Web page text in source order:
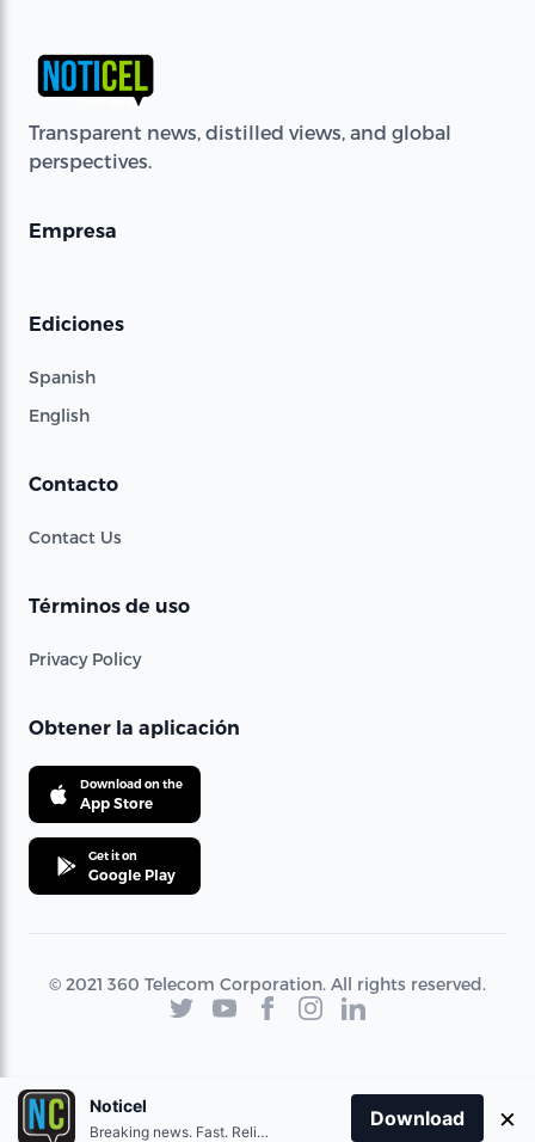
Transparent news, distilled views, and global
perspectives.
Empresa
Ediciones
Spanish
English
Contacto
Contact Us
Términos de uso
Privacy Policy
Obtener la aplicación
Download on the
App Store
Get it on
Google Play
© 2021 360 Telecom Corporation. All rights reserved.
Noticel
Breaking news. Fast. Reliable.
Download ×